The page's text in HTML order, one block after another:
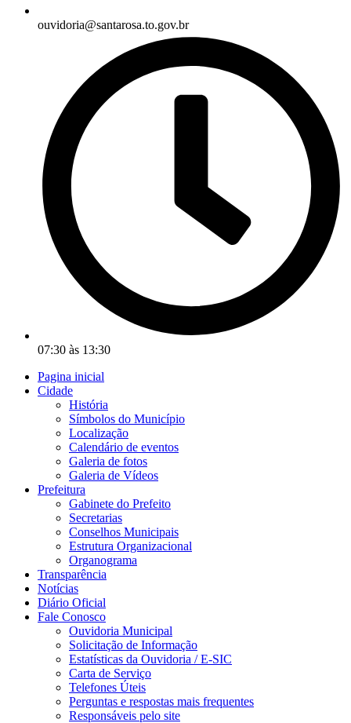
ouvidoria@santarosa.to.gov.br
07:30 às 13:30
Pagina inicial
Cidade
História
Símbolos do Município
Localização
Calendário de eventos
Galeria de fotos
Galeria de Vídeos
Prefeitura
Gabinete do Prefeito
Secretarias
Conselhos Municipais
Estrutura Organizacional
Organograma
Transparência
Notícias
Diário Oficial
Fale Conosco
Ouvidoria Municipal
Solicitação de Informação
Estatísticas da Ouvidoria / E-SIC
Carta de Serviço
Telefones Úteis
Perguntas e respostas mais frequentes
Responsáveis pelo site